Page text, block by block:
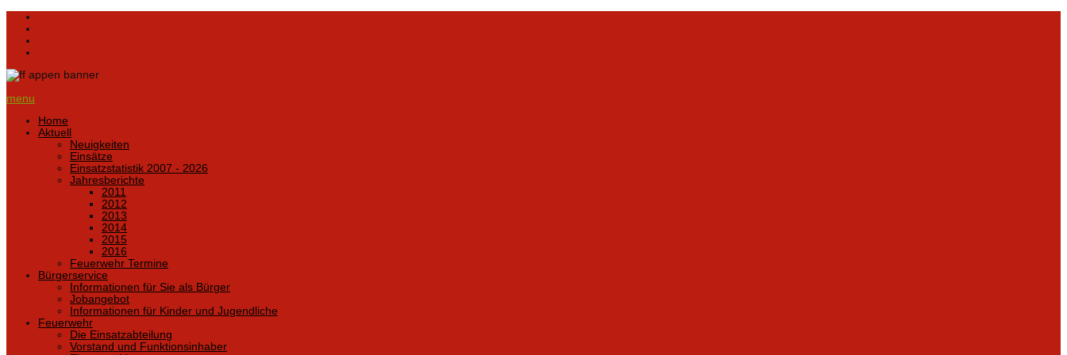
menu
Home
Aktuell
Neuigkeiten
Einsätze
Einsatzstatistik 2007 - 2026
Jahresberichte
2011
2012
2013
2014
2015
2016
Feuerwehr Termine
Bürgerservice
Informationen für Sie als Bürger
Jobangebot
Informationen für Kinder und Jugendliche
Feuerwehr
Die Einsatzabteilung
Vorstand und Funktionsinhaber